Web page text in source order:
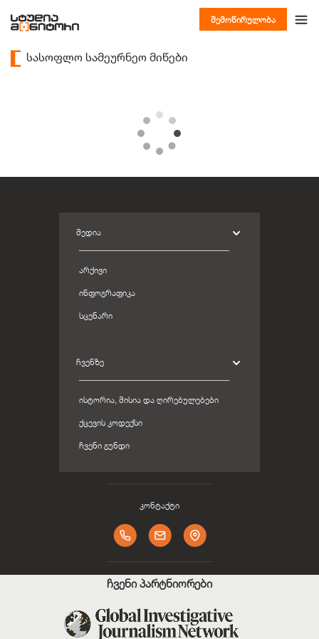
შემოწირულობა
სასოფლო სამეურნეო მიწები
ᲛᲔᲓᲘᲐ
ᲐᲠᲥᲘᲕᲘ
ᲘᲜᲤᲝᲒᲠᲐᲤᲘᲙᲐ
ᲡᲪᲔᲜᲐᲠᲘ
ᲩᲕᲔᲜᲖᲔ
ᲘᲡᲢᲝᲠᲘᲐ, ᲛᲘᲡᲘᲐ ᲓᲐ ᲦᲘᲠᲔᲑᲣᲚᲔᲑᲔᲑᲘ
ᲥᲪᲔᲕᲘᲡ ᲙᲝᲓᲔᲥᲡᲘ
ᲩᲕᲔᲜᲘ ᲒᲣᲜᲓᲘ
კონტაქტი
ჩვენი პარტნიორები